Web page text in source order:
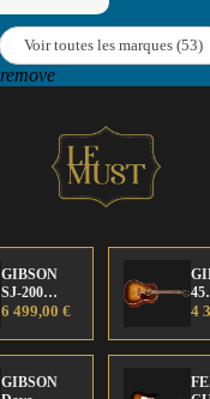
Voir toutes les marques (53)
remove
GIBSON
SJ-200
Anniversary
Edition
6 499,00 €
45
4
GIBSON